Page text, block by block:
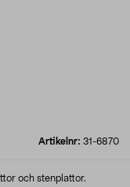
Artikelnr: 31-6870
och stenplattor.